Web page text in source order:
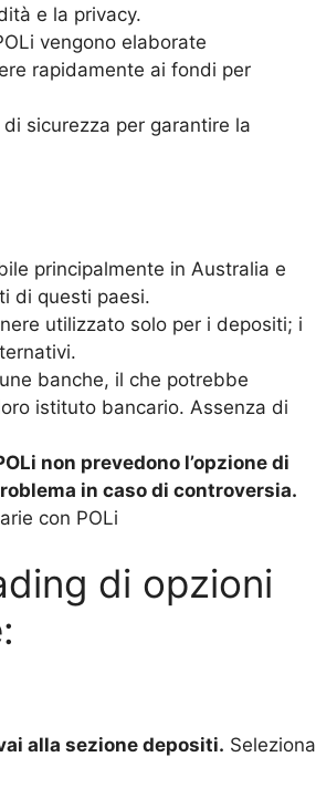
e la privacy.
vengono elaborate
rapidamente ai fondi per
sicurezza per garantire la
principalmente in Australia e
di questi paesi.
utilizzato solo per i depositi; i
banche, il che potrebbe
istituto bancario. Assenza di
non prevedono l’opzione di
in caso di controversia.
con POLi
di opzioni
alla sezione depositi. Seleziona